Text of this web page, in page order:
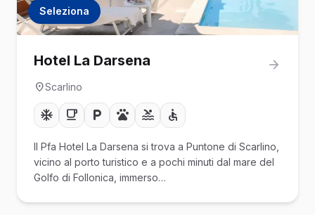
Seleziona
Hotel La Darsena
Scarlino
Il Pfa Hotel La Darsena si trova a Puntone di Scarlino,
vicino al porto turistico e a pochi minuti dal mare del
Golfo di Follonica, immerso…